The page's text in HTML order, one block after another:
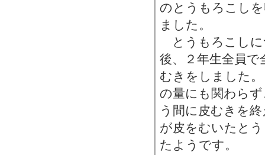
のとうもろこし
ました。
とうもろこしに
後、２年生全員
むきをしました
の量にも関わら
う間に皮むきを
が皮をむいたと
たようです。